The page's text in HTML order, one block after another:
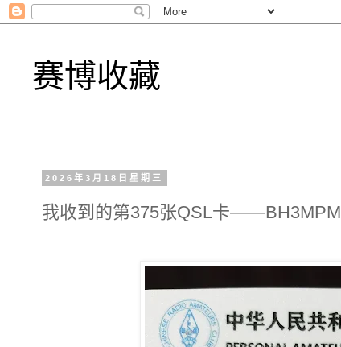
赛博收藏
2026年3月18日星期三
我收到的第375张QSL卡——BH3MPM